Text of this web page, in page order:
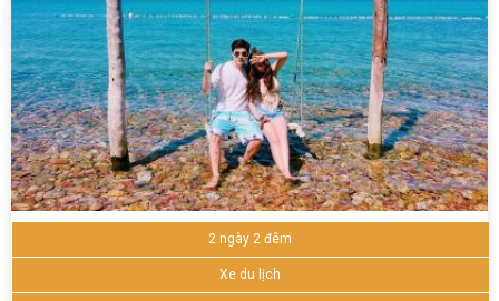
2 ngày 2 đêm
Xe du lịch